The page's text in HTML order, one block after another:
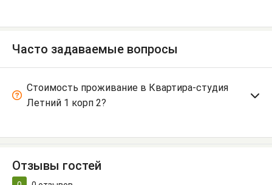
Часто задаваемые вопросы
Стоимость проживание в Квартира-студия
Летний 1 корп 2?
Отзывы гостей